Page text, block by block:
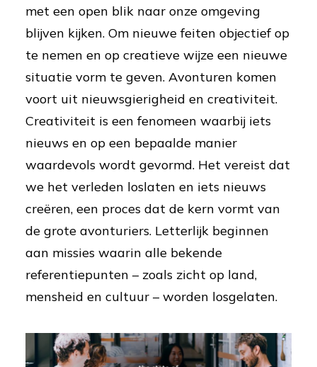
met een open blik naar onze omgeving
blijven kijken. Om nieuwe feiten objectief op
te nemen en op creatieve wijze een nieuwe
situatie vorm te geven. Avonturen komen
voort uit nieuwsgierigheid en creativiteit.
Creativiteit is een fenomeen waarbij iets
nieuws en op een bepaalde manier
waardevols wordt gevormd. Het vereist dat
we het verleden loslaten en iets nieuws
creëren, een proces dat de kern vormt van
de grote avonturiers. Letterlijk beginnen
aan missies waarin alle bekende
referentiepunten – zoals zicht op land,
mensheid en cultuur – worden losgelaten.